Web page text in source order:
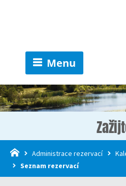
Menu
Administrace rezervací
Seznam rezervací